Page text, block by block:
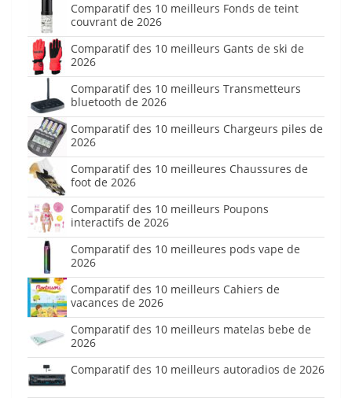
Comparatif des 10 meilleurs Fonds de teint
couvrant de 2026
Comparatif des 10 meilleurs Gants de ski de
2026
Comparatif des 10 meilleurs Transmetteurs
bluetooth de 2026
Comparatif des 10 meilleurs Chargeurs piles de
2026
Comparatif des 10 meilleures Chaussures de
foot de 2026
Comparatif des 10 meilleurs Poupons
interactifs de 2026
Comparatif des 10 meilleures pods vape de
2026
Comparatif des 10 meilleurs Cahiers de
vacances de 2026
Comparatif des 10 meilleurs matelas bebe de
2026
Comparatif des 10 meilleurs autoradios de 2026